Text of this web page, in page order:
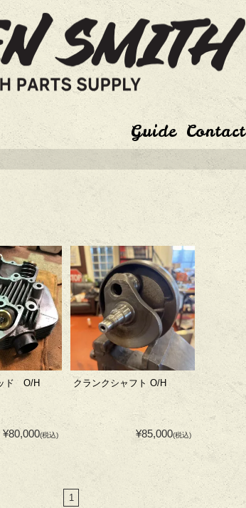
Guide Contact
ド O/H
¥80,000(税込)
クランクシャフト O/H
¥85,000(税込)
1